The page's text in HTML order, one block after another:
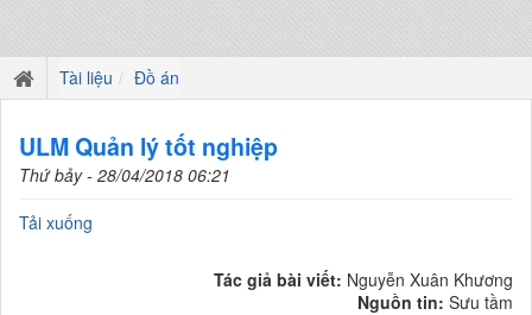
Tài liệu Đồ án
ULM Quản lý tốt nghiệp
Thứ bảy - 28/04/2018 06:21
Tải xuống
Tác giả bài viết: Nguyễn Xuân Khương
Nguồn tin: Sưu tầm